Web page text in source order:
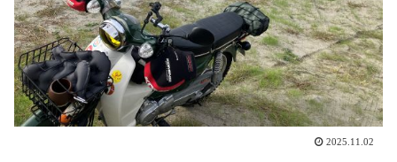
2025.11.02